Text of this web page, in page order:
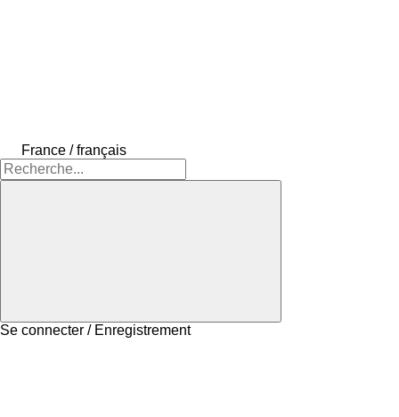
France / français
Se connecter / Enregistrement